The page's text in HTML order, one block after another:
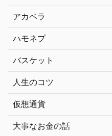
アカペラ
ハモネプ
バスケット
人生のコツ
仮想通貨
大事なお金の話